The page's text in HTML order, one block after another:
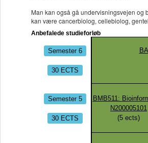
Man kan også gå undervisningsvejen og
kan være cancerbiolog, cellebiolog,
Anbefalede studieforløb
Semester 6
30 ECTS
Semester 5
30 ECTS
BMB511:
N200005101
(5 ects)